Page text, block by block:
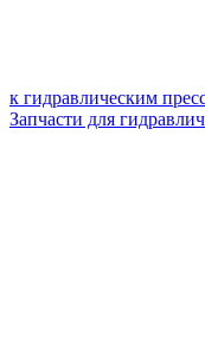
к гидравлическим
Запчасти для